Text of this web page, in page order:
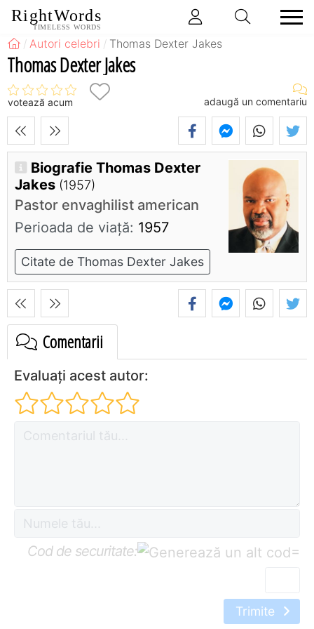
RightWords
TIMELESS WORDS
Autori celebri Thomas Dexter Jakes
Thomas Dexter Jakes
votează acum adaugă un comentariu
Biografie Thomas Dexter
Jakes (1957)
Pastor envaghilist american
Perioada de viaţă: 1957
Citate de Thomas Dexter Jakes
Comentarii
Evaluați acest autor:
Cod de securitate: =
Trimite